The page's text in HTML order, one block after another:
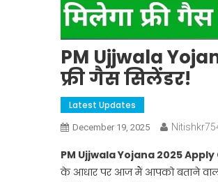
PM Ujjwala
फ्री गैस सिलेंडर!
Latest Updates
December 19, 2025
PM Ujjwala Yojana 2025
के आधार पर आज मैं आपको बताने वाला